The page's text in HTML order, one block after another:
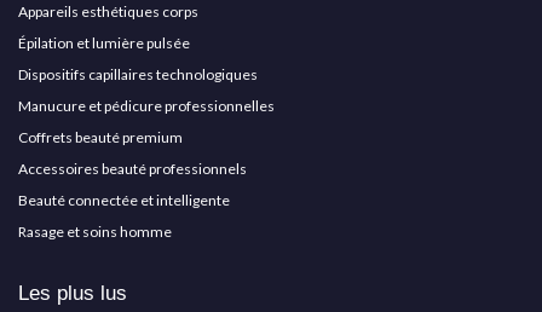
Appareils esthétiques corps
Épilation et lumière pulsée
Dispositifs capillaires technologiques
Manucure et pédicure professionnelles
Coffrets beauté premium
Accessoires beauté professionnels
Beauté connectée et intelligente
Rasage et soins homme
Les plus lus